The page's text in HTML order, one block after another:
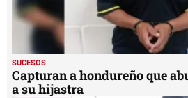
SUCESOS
Capturan a hondureño que
a su hijastra